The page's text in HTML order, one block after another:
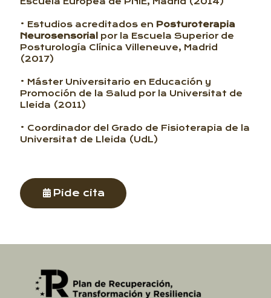
• Estudios acreditados en Posturoterapia
Neurosensorial por la Escuela Superior de
Posturología Clínica Villeneuve, Madrid
(2017)
• Máster Universitario en Educación y
Promoción de la Salud por la Universitat de
Lleida (2011)
• Coordinador del Grado de Fisioterapia de la
Universitat de Lleida (UdL)
Pide cita